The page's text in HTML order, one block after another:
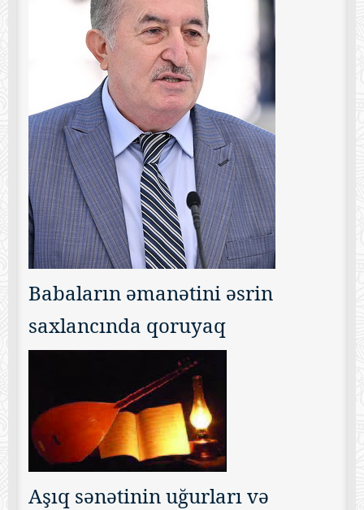
Babaların əmanətini əsrin
saxlancında qoruyaq
Aşıq sənətinin uğurları və